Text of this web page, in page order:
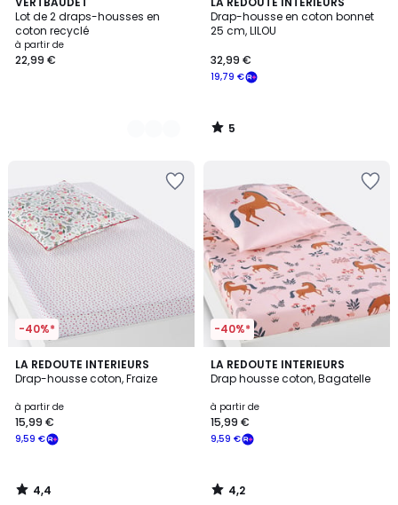
Lot de 2 draps-housses en
coton recyclé
à partir de
22,99 €
4
Couleurs
Drap-housse en coton bonnet
25 cm, LILOU
19,79 €
32,99 €
/
5
5
/
-40%*
LA REDOUTE INTERIEURS
Drap-housse coton, Fraize
à partir de
9,59 €
15,99 €
4,4
/ 5
4,4
/
-40%*
LA REDOUTE INTERIEURS
Drap housse coton, Bagatelle
à partir de
9,59 €
15,99 €
4,2
/ 5
4,2
/